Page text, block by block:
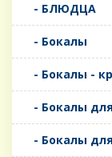
- БЛЮДЦА
- Бокалы
- Бокалы -
- Бокалы
- Бокалы